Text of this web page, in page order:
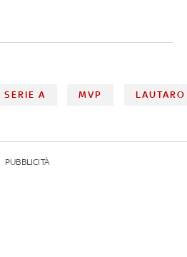
SERIE A MVP
PUBBLICITÀ